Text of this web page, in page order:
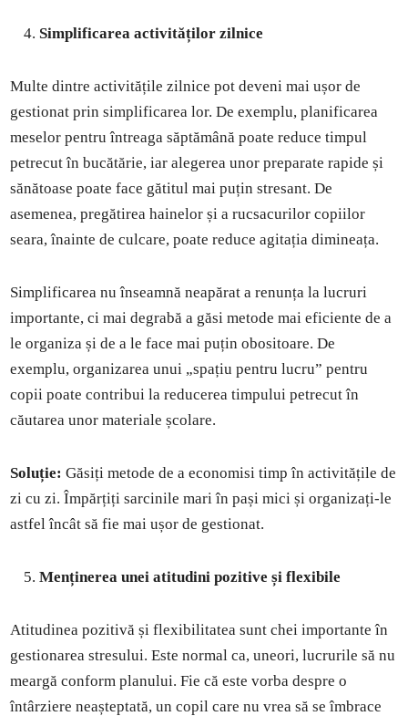
Simplificarea activităților zilnice
Multe dintre activitățile zilnice pot deveni mai ușor de
gestionat prin simplificarea lor. De exemplu, planificarea
meselor pentru întreaga săptămână poate reduce timpul
petrecut în bucătărie, iar alegerea unor preparate rapide și
sănătoase poate face gătitul mai puțin stresant. De
asemenea, pregătirea hainelor și a rucsacurilor copiilor
seara, înainte de culcare, poate reduce agitația dimineața.
Simplificarea nu înseamnă neapărat a renunța la lucruri
importante, ci mai degrabă a găsi metode mai eficiente de a
le organiza și de a le face mai puțin obositoare. De
exemplu, organizarea unui „spațiu pentru lucru” pentru
copii poate contribui la reducerea timpului petrecut în
căutarea unor materiale școlare.
Soluție: Găsiți metode de a economisi timp în activitățile de
zi cu zi. Împărțiți sarcinile mari în pași mici și organizați-le
astfel încât să fie mai ușor de gestionat.
Menținerea unei atitudini pozitive și flexibile
Atitudinea pozitivă și flexibilitatea sunt chei importante în
gestionarea stresului. Este normal ca, uneori, lucrurile să nu
meargă conform planului. Fie că este vorba despre o
întârziere neașteptată, un copil care nu vrea să se îmbrace